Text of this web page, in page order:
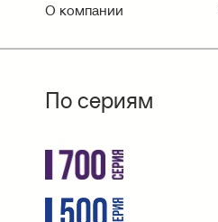
О компании
По сериям